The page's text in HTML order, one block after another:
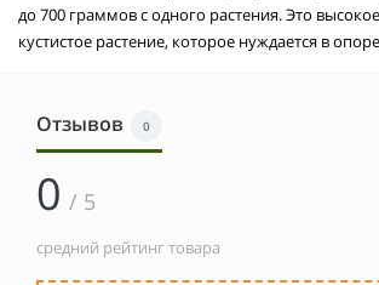
до 700 граммов с одного растения. Это
кустистое растение, которое нуждается в
Отзывов 0
0 / 5
средний рейтинг товара